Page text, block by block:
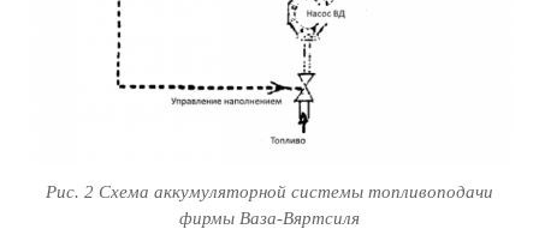
Рис. 2 Схема аккумуляторной системы топливоподачи
фирмы Ваза-Вяртсиля